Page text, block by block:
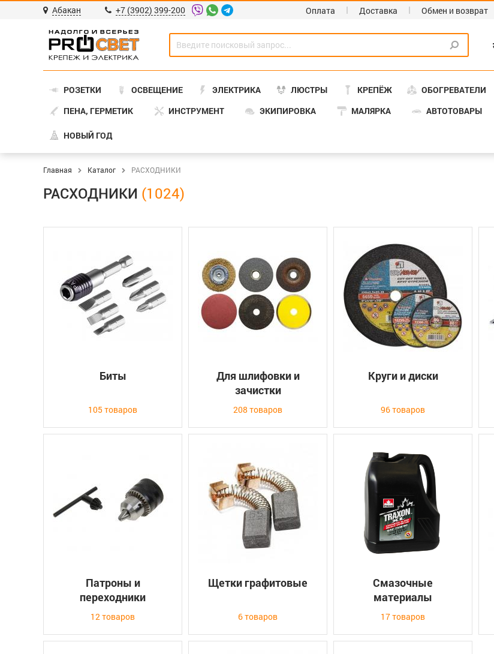
Абакан +7 (3902) 399-200 Оплата Доставка Обмен и возврат
РОЗЕТКИ ОСВЕЩЕНИЕ ЭЛЕКТРИКА ЛЮСТРЫ КРЕПЁЖ ОБОГРЕВАТЕЛИ
ПЕНА, ГЕРМЕТИК
ИНСТРУМЕНТ ЭКИПИРОВКА МАЛЯРКА АВТОТОВАРЫ
НОВЫЙ ГОД
Главная Каталог РАСХОДНИКИ
РАСХОДНИКИ
Биты
105 товаров
Для шлифовки и
зачистки
208 товаров
Круги и диски
96 товаров
Патроны и
переходники
12 товаров
Щетки графитовые
6 товаров
Смазочные
материалы
17 товаров